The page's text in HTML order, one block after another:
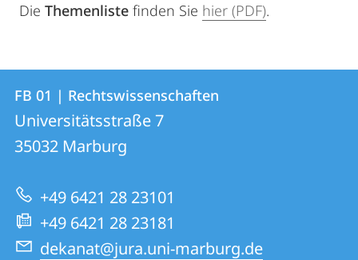
Die Themenliste finden Sie hier (PDF).
Kontakt
und
Informationen
zur
Website
Kontaktinformationen
FB
01
|
Rechtswissenschaften
FB 01 | Rechtswissenschaften
Universitätsstraße 7
35032 Marburg
+49 6421 28 23101
+49 6421 28 23181
dekanat@jura.uni-marburg.de